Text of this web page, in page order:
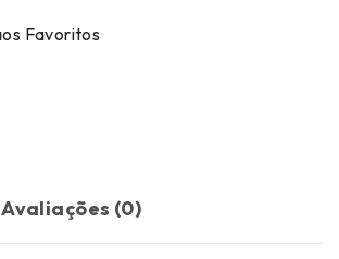
Avaliações (0)